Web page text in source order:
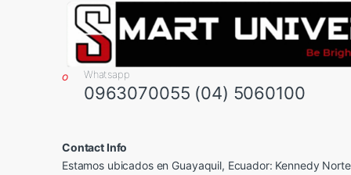
Whatsapp
0963070055 (04) 5060100
Contact Info
Estamos ubicados en Guayaquil, Ecuador: Kennedy